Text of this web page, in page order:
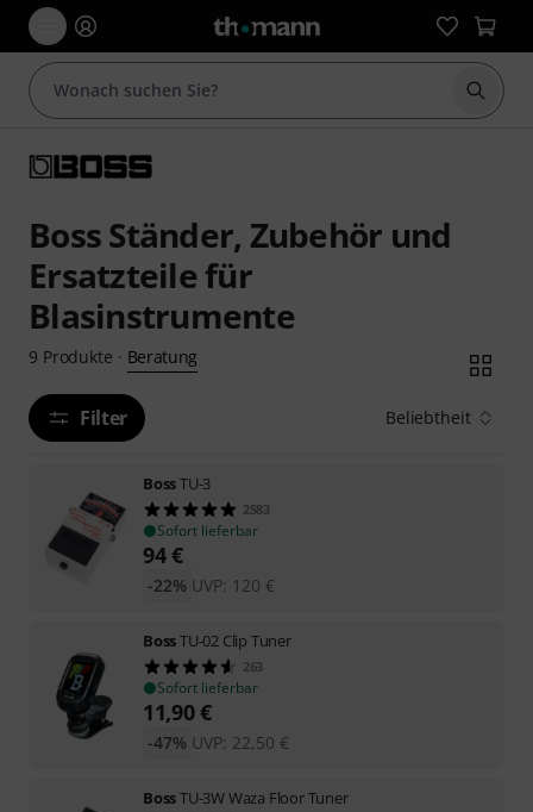
Suche
Boss Ständer, Zubehör und
Ersatzteile für
Blasinstrumente
9 Produkte · Beratung
Filter Beliebtheit
BossTU-3
2583
Sofort lieferbar
94€
UVP: 120 €
-22%
BossTU-02 Clip Tuner
263
Sofort lieferbar
11,90€
UVP: 22,50 €
-47%
BossTU-3W Waza Floor Tuner